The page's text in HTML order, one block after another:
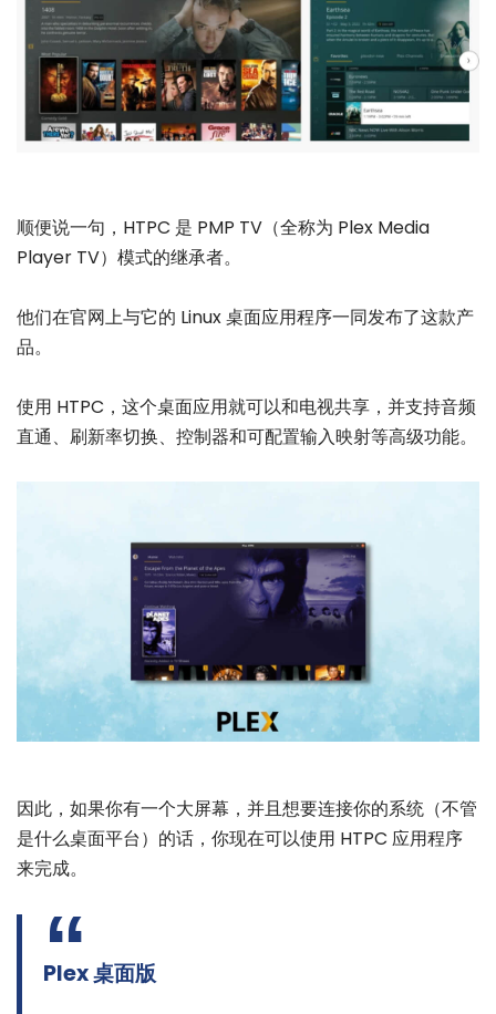
顺便说一句，HTPC 是 PMP TV（全称为 Plex Media
Player TV）模式的继承者。
他们在官网上与它的 Linux 桌面应用程序一同发布了这款产
品。
使用 HTPC，这个桌面应用就可以和电视共享，并支持音频
直通、刷新率切换、控制器和可配置输入映射等高级功能。
因此，如果你有一个大屏幕，并且想要连接你的系统（不管
是什么桌面平台）的话，你现在可以使用 HTPC 应用程序
来完成。
Plex 桌面版